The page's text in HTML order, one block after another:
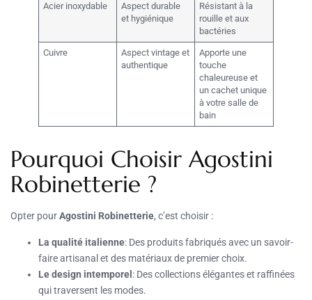
Acier inoxydable
Aspect durable
et hygiénique
Résistant à la
rouille et aux
bactéries
Cuivre
Aspect vintage et
authentique
Apporte une
touche
chaleureuse et
un cachet unique
à votre salle de
bain
Pourquoi Choisir Agostini
Robinetterie ?
Opter pourAgostini Robinetterie, c’est choisir :
La qualité italienne: Des produits fabriqués avec un savoir-
faire artisanal et des matériaux de premier choix.
Le design intemporel : Des collections élégantes et raffinées
qui traversent les modes.